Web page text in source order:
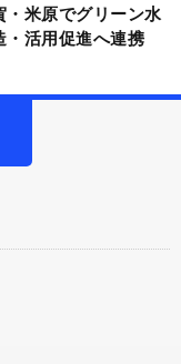
・米原でグリーン水
・活用促進へ連携